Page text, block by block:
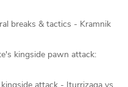
breaks & tactics - Kramnik
kingside pawn attack: